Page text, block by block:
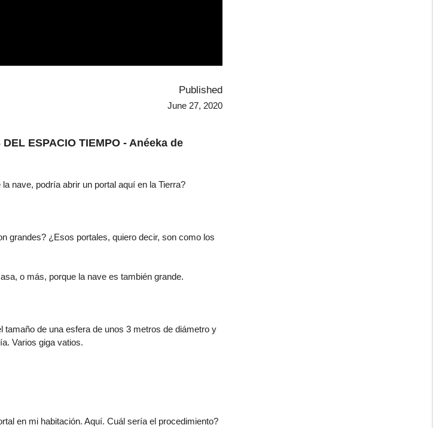
Published
June 27, 2020
ESPACIO TIEMPO - Anéeka de
nave, podría abrir un portal aquí en la Tierra?
grandes? ¿Esos portales, quiero decir, son como los
o más, porque la nave es también grande.
de una esfera de unos 3 metros de diámetro y
Varios giga vatios.
en mi habitación. Aquí. Cuál sería el procedimiento?